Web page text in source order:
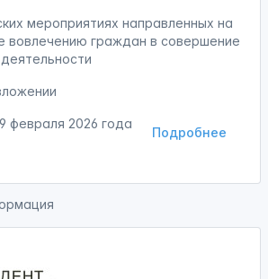
мероприятиях направленных на
вовлечению граждан в совершение
Подробнее
февраля 2026 года